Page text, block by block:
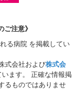
ご注意》
る病院 を掲載してい
式会社および株式会
ます。 正確な情報掲
るものではありませ